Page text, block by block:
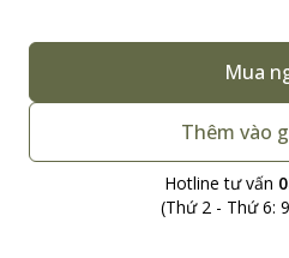
Mua
Thêm vào
Hotline tư vấn
(Thứ 2 - Thứ 6: